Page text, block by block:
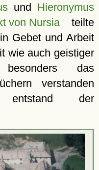
und Hieronymus
von Nursiateilte
Gebet und Arbeit
wie auch geistiger
das
verstanden
der